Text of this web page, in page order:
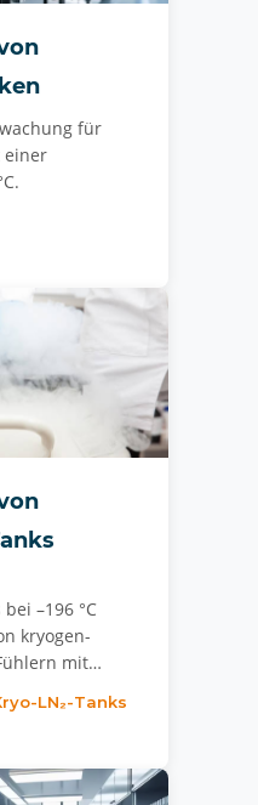
für
einer
–196 °C
kryogen-
mit…
LN₂-Tanks